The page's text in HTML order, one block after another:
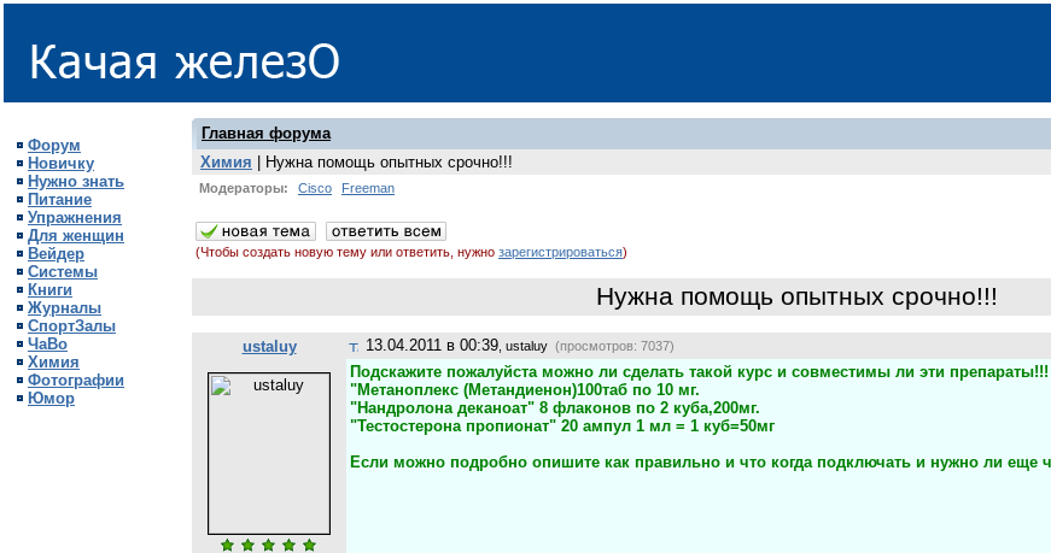
Форум
Новичку
Нужно знать
Питание
Упражнения
Для женщин
Вейдер
Системы
Книги
Журналы
СпортЗалы
ЧаВо
Химия
Фотографии
Юмор
Главная форума
Химия | Нужна помощь опытных срочно!!!
Модераторы: Cisco Freeman
(Чтобы создать новую тему или ответить, нужно зарегистрироваться)
Нужна помощь опытных срочно!!!
ustaluy 13.04.2011 в 00:39 , ustaluy (просмотров: 7037)
Подскажите пожалуйста можно ли сделать такой курс и совместимы ли эти
"Метаноплекс (Метандиенон)100таб по 10 мг.
"Нандролона деканоат" 8 флаконов по 2 куба,200мг.
"Тестостерона пропионат" 20 ампул 1 мл = 1 куб=50мг
Если можно подробно опишите как правильно и что когда подключать и нужно ли еще